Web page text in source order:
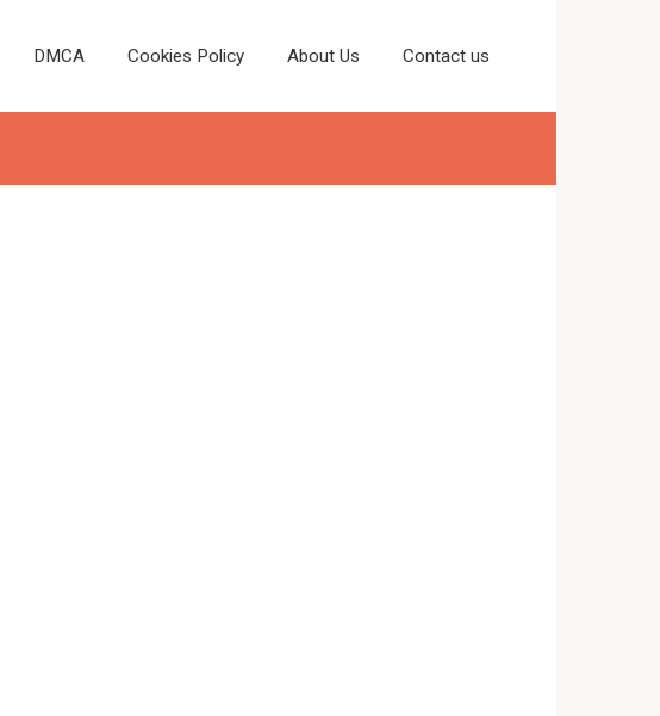
DMCA Cookies Policy About Us Contact us